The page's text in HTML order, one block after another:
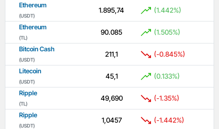
Ethereum
(USDT)
1.895,74 (1.442%)
Ethereum
(TL)
90.085 (1.505%)
Bitcoin Cash
(USDT)
211,1 (-0.845%)
Litecoin
(USDT)
45,1 (0.133%)
Ripple
(TL)
49,690 (-1.35%)
Ripple
(USDT)
1,0457 (-1.442%)